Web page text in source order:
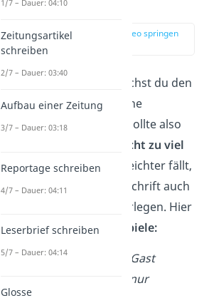
Überschrift
zur Stelle im Video springen
Mit der Überschrift machst du den
Leser neugierig auf deine
Erlebniserzählung. Sie sollte also
nicht zu viel
verraten. Wenn es dir leichter fällt,
kannst du dir die Überschrift auch
erst ganz am Ende überlegen. Hier
siehst du ein paar
Beispiele:
Ein unerwünschter Gast
Wie konnte ich das nur
übersehen?
1/7 – Dauer: 04:10
Zeitungsartikel
schreiben
2/7 – Dauer: 03:40
Aufbau einer Zeitung
3/7 – Dauer: 03:18
Reportage schreiben
4/7 – Dauer: 04:11
Leserbrief schreiben
5/7 – Dauer: 04:14
Glosse